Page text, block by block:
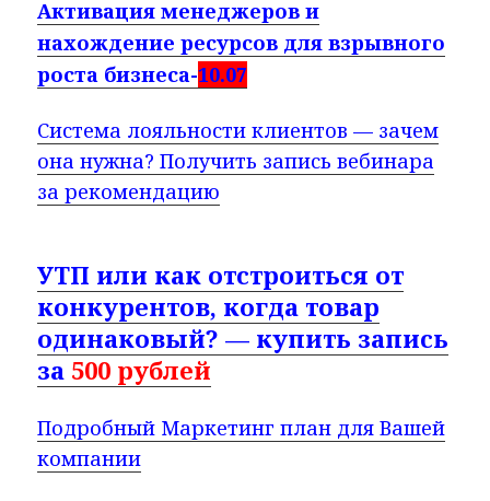
Активация менеджеров и
нахождение ресурсов для взрывного
роста бизнеса-10.07
Система лояльности клиентов — зачем
она нужна? Получить запись вебинара
за рекомендацию
УТП или как отстроиться от
конкурентов, когда товар
одинаковый? — купить запись
за 500 рублей
Подробный Маркетинг план для Вашей
компании